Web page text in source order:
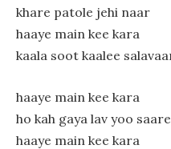
khare patole jehi naar
haaye main kee kara
kaala soot kaalee
haaye main kee kara
ho kah gaya lav yoo
haaye main kee kara